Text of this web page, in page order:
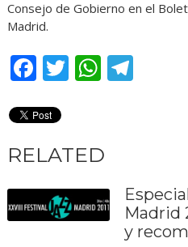
Consejo de Gobierno en el
Madrid.
Facebook
Twitter
RELATED
Madrid
y